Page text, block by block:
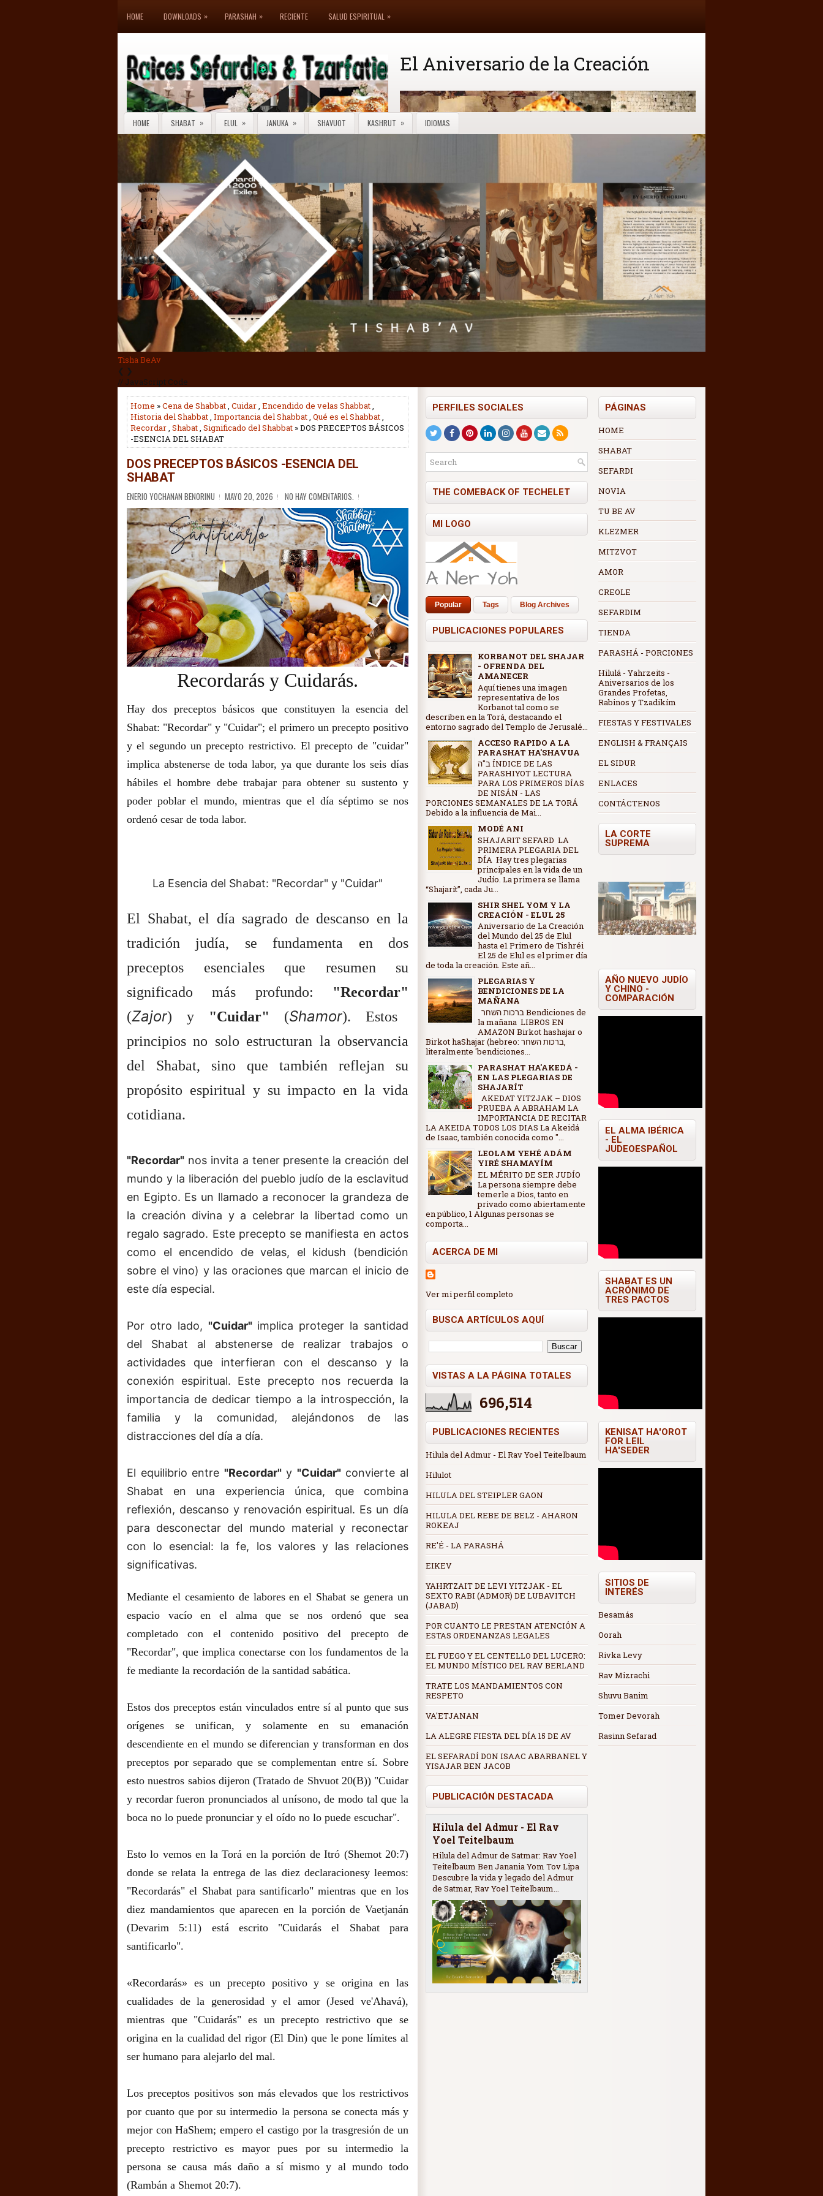
HOME DOWNLOADS » PARASHAH » RECIENTE SALUD ESPIRITUAL »
El Aniversario de la Creación
HOME SHABAT » ELUL » JANUKA » SHAVUOT KASHRUT » IDIOMAS
Profetas
❮ ❯
// JavaScript Code
Home »Cena de Shabbat, Cuidar, Encendido de velas Shabbat,
Historia del Shabbat, Importancia del Shabbat, Qué es el Shabbat,
Recordar, Shabat, Significado del Shabbat » DOS PRECEPTOS BÁSICOS
-ESENCIA DEL SHABAT
DOS PRECEPTOS BÁSICOS -ESENCIA DEL
SHABAT
ENERIO YOCHANAN BENORINU MAYO 20, 2026 NO HAY COMENTARIOS.
Recordarás y Cuidarás.
Hay dos preceptos básicos que constituyen la esencia del
Shabat: "Recordar" y "Cuidar"; el primero un precepto positivo
y el segundo un precepto restrictivo. El precepto de "cuidar"
implica abstenerse de toda labor, ya que durante los seis días
hábiles el hombre debe trabajar para obtener su sustento y
poder poblar el mundo, mientras que el día séptimo se nos
ordenó cesar de toda labor.
La Esencia del Shabat: "Recordar" y "Cuidar"
El Shabat, el día sagrado de descanso en la
tradición judía, se fundamenta en dos
preceptos esenciales que resumen su
significado más profundo: "Recordar"
(Zajor) y "Cuidar" (Shamor). Estos
principios no solo estructuran la observancia
del Shabat, sino que también reflejan su
propósito espiritual y su impacto en la vida
cotidiana.
"Recordar" nos invita a tener presente la creación del
mundo y la liberación del pueblo judío de la esclavitud
en Egipto. Es un llamado a reconocer la grandeza de
la creación divina y a celebrar la libertad como un
regalo sagrado. Este precepto se manifiesta en actos
como el encendido de velas, el kidush (bendición
sobre el vino) y las oraciones que marcan el inicio de
este día especial.
Por otro lado, "Cuidar"implica proteger la santidad
del Shabat al abstenerse de realizar trabajos o
actividades que interfieran con el descanso y la
conexión espiritual. Este precepto nos recuerda la
importancia de dedicar tiempo a la introspección, la
familia y la comunidad, alejándonos de las
distracciones del día a día.
El equilibrio entre "Recordar"y "Cuidar"convierte al
Shabat en una experiencia única, que combina
reflexión, descanso y renovación espiritual. Es un día
para desconectar del mundo material y reconectar
con lo esencial: la fe, los valores y las relaciones
significativas.
Mediante el cesamiento de labores en el Shabat se genera un
espacio vacío en el alma que se nos ordenó que sea
completado con el contenido positivo del precepto de
"Recordar", que implica conectarse con los fundamentos de la
fe mediante la recordación de la santidad sabática.
Estos dos preceptos están vinculados entre sí al punto que sus
orígenes se unifican, y solamente en su emanación
descendiente en el mundo se diferencian y transforman en dos
preceptos por separado que se complementan entre sí. Sobre
esto nuestros sabios dijeron (Tratado de Shvuot 20(B)) "Cuidar
y recordar fueron pronunciados al unísono, de modo tal que la
boca no lo puede pronunciar y el oído no lo puede escuchar".
Esto lo vemos en la Torá en la porción de Itró (Shemot 20:7)
donde se relata la entrega de las diez declaracionesy leemos:
"Recordarás" el Shabat para santificarlo" mientras que en los
diez mandamientos que aparecen en la porción de Vaetjanán
(Devarim 5:11) está escrito "Cuidarás el Shabat para
santificarlo".
«Recordarás» es un precepto positivo y se origina en las
cualidades de la generosidad y el amor (Jesed ve'Ahavá),
mientras que "Cuidarás" es un precepto restrictivo que se
origina en la cualidad del rigor (El Din) que le pone límites al
ser humano para alejarlo del mal.
Los preceptos positivos son más elevados que los restrictivos
por cuanto que por su intermedio la persona se conecta más y
mejor con HaShem; empero el castigo por la trasgresión de un
precepto restrictivo es mayor pues por su intermedio la
persona se causa más daño a sí mismo y al mundo todo
(Rambán a Shemot 20:7).
PERFILES SOCIALES
THE COMEBACK OF TECHELET
MI LOGO
Popular Tags Blog Archives
PUBLICACIONES POPULARES
KORBANOT DEL SHAJAR
- OFRENDA DEL
AMANECER
Aquí tienes una imagen
representativa de los
Korbanot tal como se
describen en la Torá, destacando el
entorno sagrado del Templo de Jerusalé...
ACCESO RAPIDO A LA
PARASHAT HA'SHAVUA
ב"ה ÍNDICE DE LAS
PARASHIYOT LECTURA
PARA LOS PRIMEROS DÍAS
DE NISÁN - LAS
PORCIONES SEMANALES DE LA TORÁ
Debido a la influencia de Mai...
MODÉ ANI
SHAJARIT SEFARD LA
PRIMERA PLEGARIA DEL
DÍA Hay tres plegarias
principales en la vida de un
Judío. La primera se llama
“Shajarít”, cada Ju...
SHIR SHEL YOM Y LA
CREACIÓN - ELUL 25
Aniversario de La Creación
del Mundo del 25 de Elul
hasta e1 Primero de Tishréi
El 25 de Elul es el primer día
de toda la creación. Este añ...
PLEGARIAS Y
BENDICIONES DE LA
MAÑANA
la mañana LIBROS EN
AMAZON Birkot hashajar o
Birkot haShajar (hebreo: ברכות השחר,
literalmente 'bendiciones...
PARASHAT HA'AKEDÁ -
EN LAS PLEGARIAS DE
SHAJARÍT
AKEDAT YITZJAK – DIOS
PRUEBA A ABRAHAM LA
IMPORTANCIA DE RECITAR
LA AKEIDA TODOS LOS DIAS La Akeidá
de Isaac, también conocida como "...
LEOLAM YEHÉ ADÁM
YIRÉ SHAMAYÍM
EL MÉRITO DE SER JUDÍO
La persona siempre debe
temerle a Dios, tanto en
privado como abiertamente
en público, 1 Algunas personas se
comporta...
ACERCA DE MI
Ver mi perfil completo
BUSCA ARTÍCULOS AQUÍ
VISTAS A LA PÁGINA TOTALES
696,514
PUBLICACIONES RECIENTES
Hilula del Admur - El Rav Yoel Teitelbaum
Hilulot
HILULA DEL STEIPLER GAON
HILULA DEL REBE DE BELZ - AHARON
ROKEAJ
RE'É - LA PARASHÁ
EIKEV
YAHRTZAIT DE LEVI YITZJAK - EL
SEXTO RABI (ADMOR) DE LUBAVITCH
(JABAD)
POR CUANTO LE PRESTAN ATENCIÓN A
ESTAS ORDENANZAS LEGALES
EL FUEGO Y EL CENTELLO DEL LUCERO:
EL MUNDO MÍSTICO DEL RAV BERLAND
TRATE LOS MANDAMIENTOS CON
RESPETO
VA'ETJANAN
LA ALEGRE FIESTA DEL DÍA 15 DE AV
EL SEFARADÍ DON ISAAC ABARBANEL Y
YISAJAR BEN JACOB
PUBLICACIÓN DESTACADA
Hilula del Admur - El Rav
Yoel Teitelbaum
Hilula del Admur de Satmar: Rav Yoel
Teitelbaum Ben Janania Yom Tov Lipa
Descubre la vida y legado del Admur
de Satmar, Rav Yoel Teitelbaum...
PÁGINAS
HOME
SHABAT
SEFARDI
NOVIA
TU BE AV
KLEZMER
MITZVOT
AMOR
CREOLE
SEFARDIM
TIENDA
PARASHÁ - PORCIONES
Hilulá - Yahrzeits -
Aniversarios de los
Grandes Profetas,
Rabinos y Tzadikím
FIESTAS Y FESTIVALES
ENGLISH & FRANÇAIS
EL SIDUR
ENLACES
CONTÁCTENOS
LA CORTE
SUPREMA
AÑO NUEVO JUDÍO
Y CHINO -
COMPARACIÓN
EL ALMA IBÉRICA
- EL
JUDEOESPAÑOL
SHABAT ES UN
ACRÓNIMO DE
TRES PACTOS
KENISAT HA'OROT
FOR LEIL
HA'SEDER
SITIOS DE
INTERÉS
Besamás
Oorah
Rivka Levy
Rav Mizrachi
Shuvu Banim
Tomer Devorah
Rasinn Sefarad